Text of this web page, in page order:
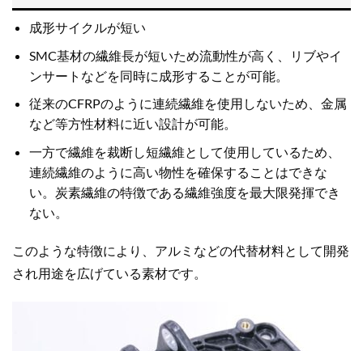
成形サイクルが短い
SMC基材の繊維長が短いため流動性が高く、リブやイ
ンサートなどを同時に成形することが可能。
従来のCFRPのように連続繊維を使用しないため、金属
など等方性材料に近い設計が可能。
一方で繊維を裁断し短繊維として使用しているため、
連続繊維のように高い物性を確保することはできな
い。炭素繊維の特徴である繊維強度を最大限発揮でき
ない。
このような特徴により、アルミなどの代替材料として開発
され用途を広げている素材です。